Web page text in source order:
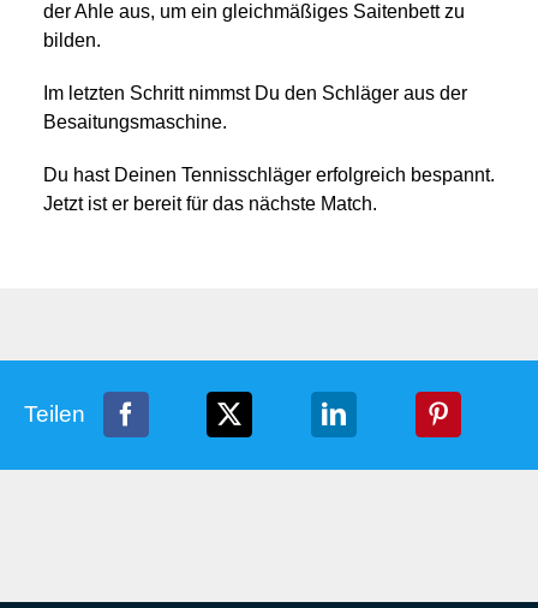
der Ahle aus, um ein gleichmäßiges Saitenbett zu
bilden.
Im letzten Schritt nimmst Du den Schläger aus der
Besaitungsmaschine.
Du hast Deinen Tennisschläger erfolgreich bespannt.
Jetzt ist er bereit für das nächste Match.
Teilen